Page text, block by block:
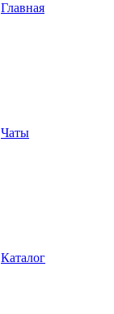
Главная
Чаты
Каталог